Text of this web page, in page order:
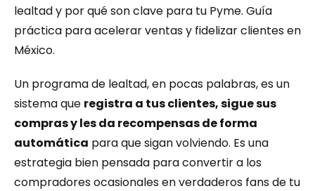
lealtad y por qué son clave para tu Pyme. Guía
práctica para acelerar ventas y fidelizar clientes en
México.
Un programa de lealtad, en pocas palabras, es un
sistema que registra a tus clientes, sigue sus
compras y les da recompensas de forma
automática para que sigan volviendo. Es una
estrategia bien pensada para convertir a los
compradores ocasionales en verdaderos fans de tu